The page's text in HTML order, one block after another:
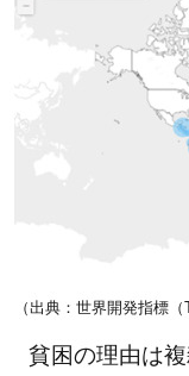
が
影
響
（出典：世界開発指標
貧困の理由は